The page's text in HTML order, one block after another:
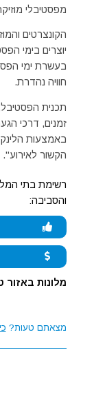
מפסטיבלי
הקונצרטים
יוצרים בימי
בעשרת ימי
חוויה נהדרת.
תכנית הפסטיבל,
זמנים, דרכי
באמצעות
הקשור לאירוע".
רשימת בתי
והסביבה:
מלונות באזור
מצאתם טעות?